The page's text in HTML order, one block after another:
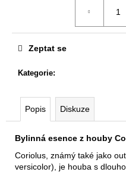
Kategorie:
Zeptat se
Popis Diskuze
Bylinná esence z houby
Coriolus, známý také jako
versicolor), je houba s